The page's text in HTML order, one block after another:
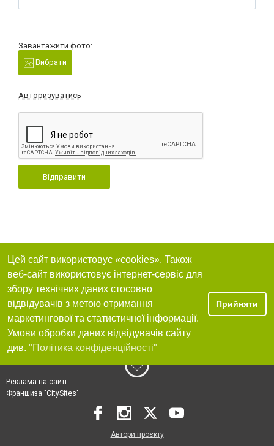
Завантажити фото:
Вибрати
Авторизуватись
Відправити
Цей сайт використовує «cookies». Також
веб-сайт використовує інтернет-сервіс для
збору технічних даних стосовно
відвідувачів з метою отримання
маркетингової та статистичної інформації.
Умови обробки даних відвідувачів сайту
див. "Політика конфіденційності"
Прийняти
Реклама на сайті
Франшиза "CitySites"
Автори проєкту